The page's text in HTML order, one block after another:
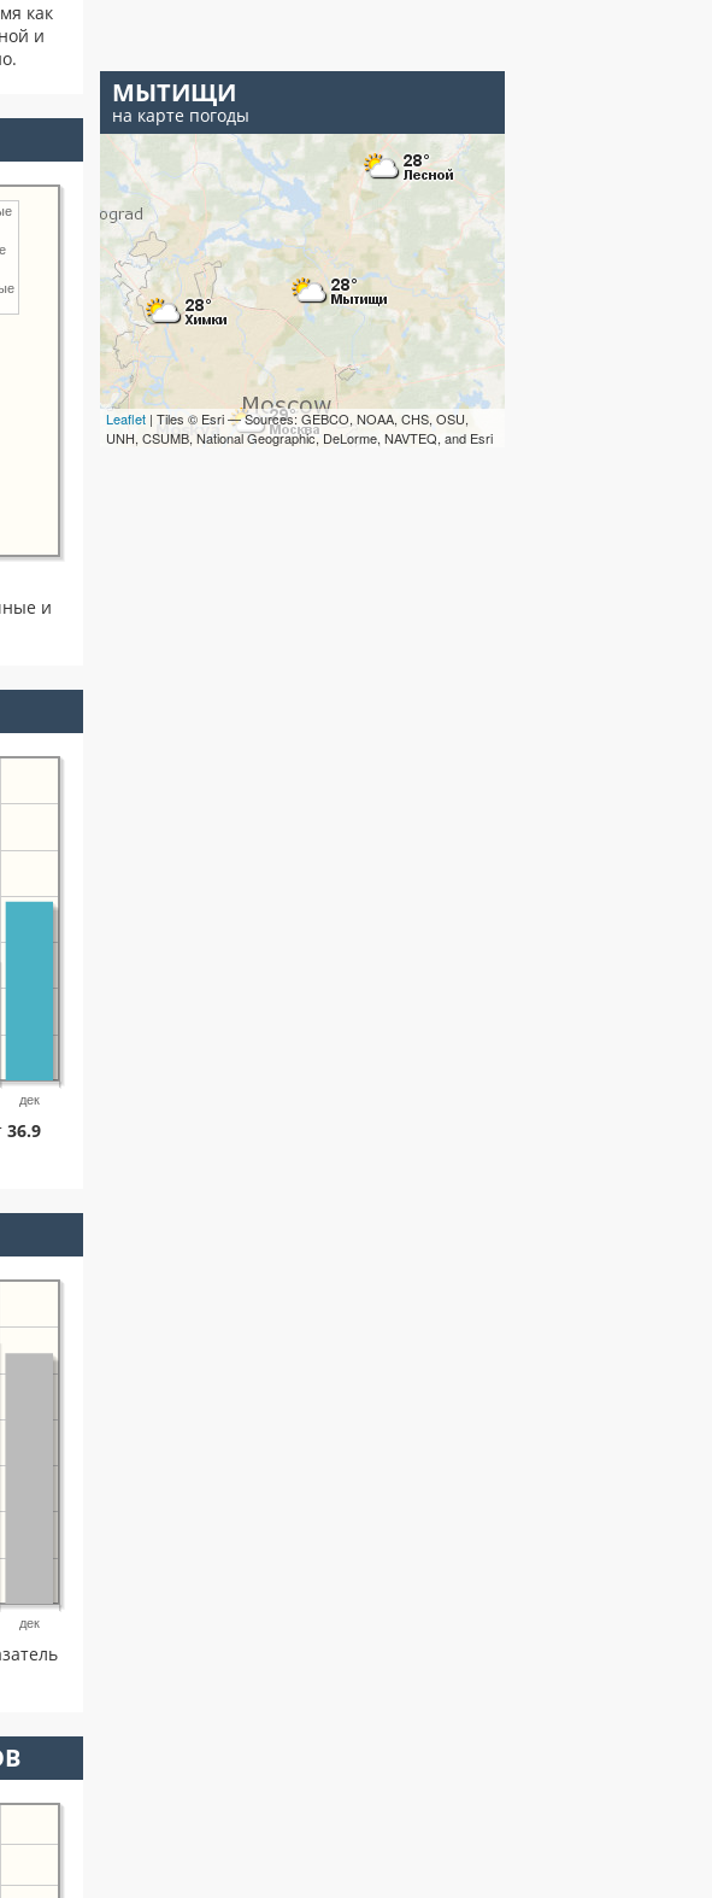
как
и
и
дек
36.9
дек
МЫТИЩИ
на карте погоды
Leaflet | Tiles © Esri — Sources: GEBCO, NOAA, CHS, OSU,
UNH, CSUMB, National Geographic, DeLorme, NAVTEQ, and Esri